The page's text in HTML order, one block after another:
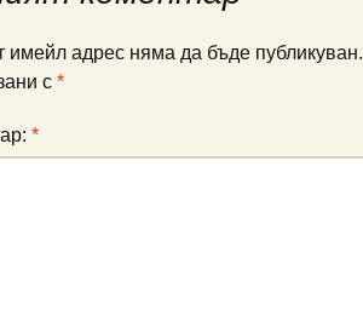
имейл адрес няма да бъде публикуван.
с *
*